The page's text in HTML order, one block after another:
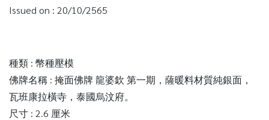
Issued on : 20/10/2565
種類 : 幣種壓模
佛牌名稱 : 掩面佛牌 龍婆欽 第一期，薩暖料材質純銀面，
瓦班康拉橫寺，泰國烏汶府。
尺寸 : 2.6 厘米